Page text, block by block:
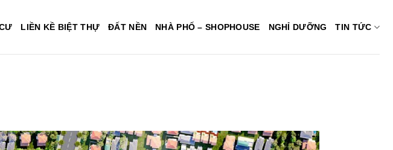
LIỀN KỀ BIỆT THỰ ĐẤT NỀN NHÀ PHỐ – SHOPHOUSE NGHỈ DƯỠNG TIN TỨC